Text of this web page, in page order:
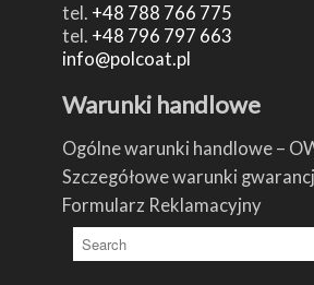
tel. +48 788 766 775
tel. +48 796 797 663
info@polcoat.pl
Warunki handlowe
Ogólne warunki handlowe –
Szczegółowe warunki
Formularz Reklamacyjny